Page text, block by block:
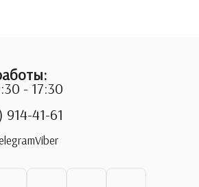
- 17:30
914-41-61
Viber